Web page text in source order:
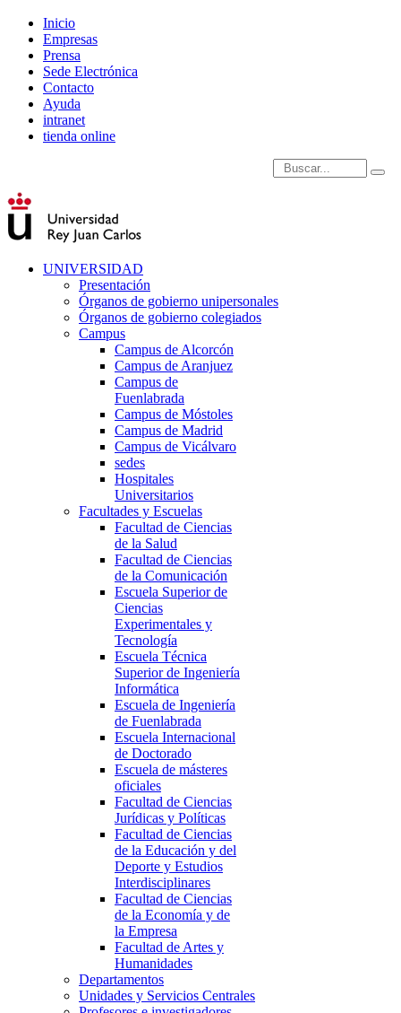
Inicio
Empresas
Prensa
Sede Electrónica
Contacto
Ayuda
intranet
tienda online
Introduce términos de
UNIVERSIDAD
Presentación
Órganos de gobierno unipersonales
Órganos de gobierno colegiados
Campus
Campus de Alcorcón
Campus de Aranjuez
Campus de
Fuenlabrada
Campus de Móstoles
Campus de Madrid
Campus de Vicálvaro
sedes
Hospitales
Universitarios
Facultades y Escuelas
Facultad de Ciencias
de la Salud
Facultad de Ciencias
de la Comunicación
Escuela Superior de
Ciencias
Experimentales y
Tecnología
Escuela Técnica
Superior de Ingeniería
Informática
Escuela de Ingeniería
de Fuenlabrada
Escuela Internacional
de Doctorado
Escuela de másteres
oficiales
Facultad de Ciencias
Jurídicas y Políticas
Facultad de Ciencias
de la Educación y del
Deporte y Estudios
Interdisciplinares
Facultad de Ciencias
de la Economía y de
la Empresa
Facultad de Artes y
Humanidades
Departamentos
Unidades y Servicios Centrales